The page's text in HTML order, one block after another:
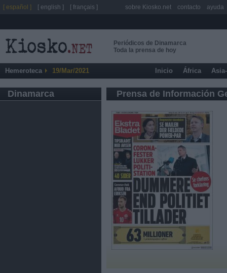
Periódicos de Dinamarca
Toda la prensa de hoy
Hemeroteca 19/Mar/2021 Inicio África
Dinamarca Prensa de Información
[ español ] [ english ] [ français ] sobre Kiosko.net contacto ayuda